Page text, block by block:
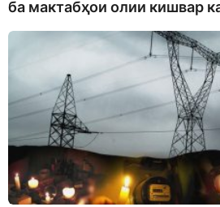
ба мактабҳои олии кишвар